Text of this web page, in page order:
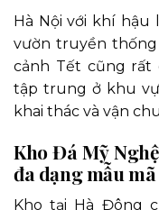
Hà Nội với khí hậu
vườn truyền
cảnh Tết cũng rất
tập trung ở khu
khai thác và vận
Kho Đá Mỹ
đa dạng mẫu mã
Kho tại Hà Đông